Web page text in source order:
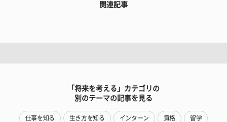
関連記事
「将来を考える」カテゴリの
別のテーマの記事を見る
仕事を知る 生き方を知る インターン 資格 留学